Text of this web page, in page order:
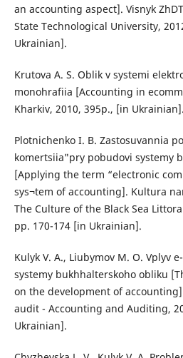
an accounting aspect]. Visnyk
State Technological University,
Ukrainian].
Krutova A. S. Oblik v systemi
monohrafiia [Accounting in
Kharkiv, 2010, 395p., [in Ukrainian].
Plotnichenko I. B. Zastosuvannia
komertsiia"pry pobudovi systemy
[Applying the term “electronic
sys¬tem of accounting]. Kultura
The Culture of the Black Sea
pp. 170-174 [in Ukrainian].
Kulyk V. A., Liubymov M. O. Vplyv
systemy bukhhalterskoho obliku
on the development of
audit - Accounting and Auditing,
Ukrainian].